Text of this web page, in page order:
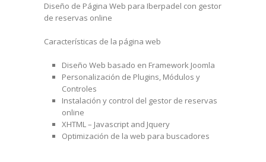
Diseño de Página Web para Iberpadel con gestor
de reservas online
Características de la página web
Diseño Web basado en Framework Joomla
Personalización de Plugins, Módulos y
Controles
Instalación y control del gestor de reservas
online
XHTML – Javascript and Jquery
Optimización de la web para buscadores